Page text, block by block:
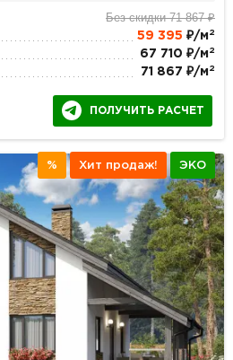
Без скидки 71 867 ₽
59 395 ₽/м 2
67 710 ₽/м 2
71 867 ₽/м 2
ПОЛУЧИТЬ РАСЧЕТ
% Хит продаж! ЭКО